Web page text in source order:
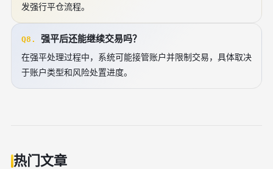
发强行平仓流程。
Q8. 强平后还能继续交易吗？
在强平处理过程中，系统可能接管账户并限制交易，具体取决
于账户类型和风险处置进度。
热门文章